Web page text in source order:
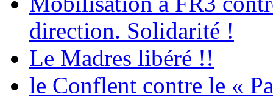
direction. Solidarité !
Le Madres libéré !!
le Conflent contre le «